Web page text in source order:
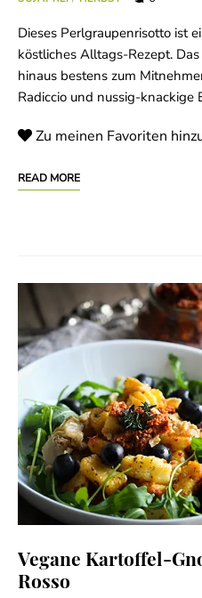
Dieses Perlgraupenrisotto ist
köstliches Alltags-Rezept.
hinaus bestens zum
Radiccio und nussig-knackige
Zu meinen Favoriten
READ MORE
Vegane Kartoffel-
Rosso